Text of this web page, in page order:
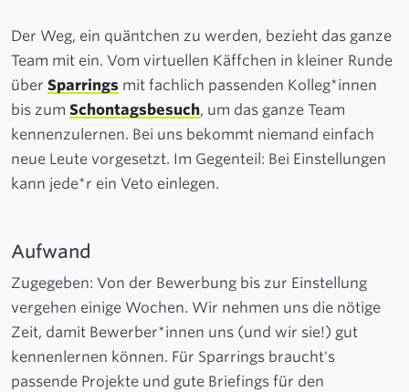
Der Weg, ein quäntchen zu werden, bezieht das ganze
Team mit ein. Vom virtuellen Käffchen in kleiner Runde
über Sparrings mit fachlich passenden Kolleg*innen
bis zum Schontagsbesuch, um das ganze Team
kennenzulernen. Bei uns bekommt niemand einfach
neue Leute vorgesetzt. Im Gegenteil: Bei Einstellungen
kann jede*r ein Veto einlegen.
Aufwand
Zugegeben: Von der Bewerbung bis zur Einstellung
vergehen einige Wochen. Wir nehmen uns die nötige
Zeit, damit Bewerber*innen uns (und wir sie!) gut
kennenlernen können. Für Sparrings braucht's
passende Projekte und gute Briefings für den